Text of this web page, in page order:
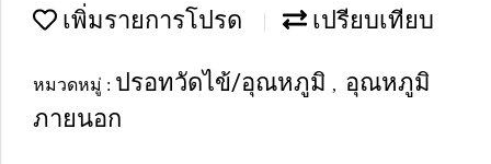
เพิ่มรายการโปรด เปรียบเทียบ
หมวดหมู่ : ปรอทวัดไข้/อุณหภูมิ , อุณหภูมิ
ภายนอก